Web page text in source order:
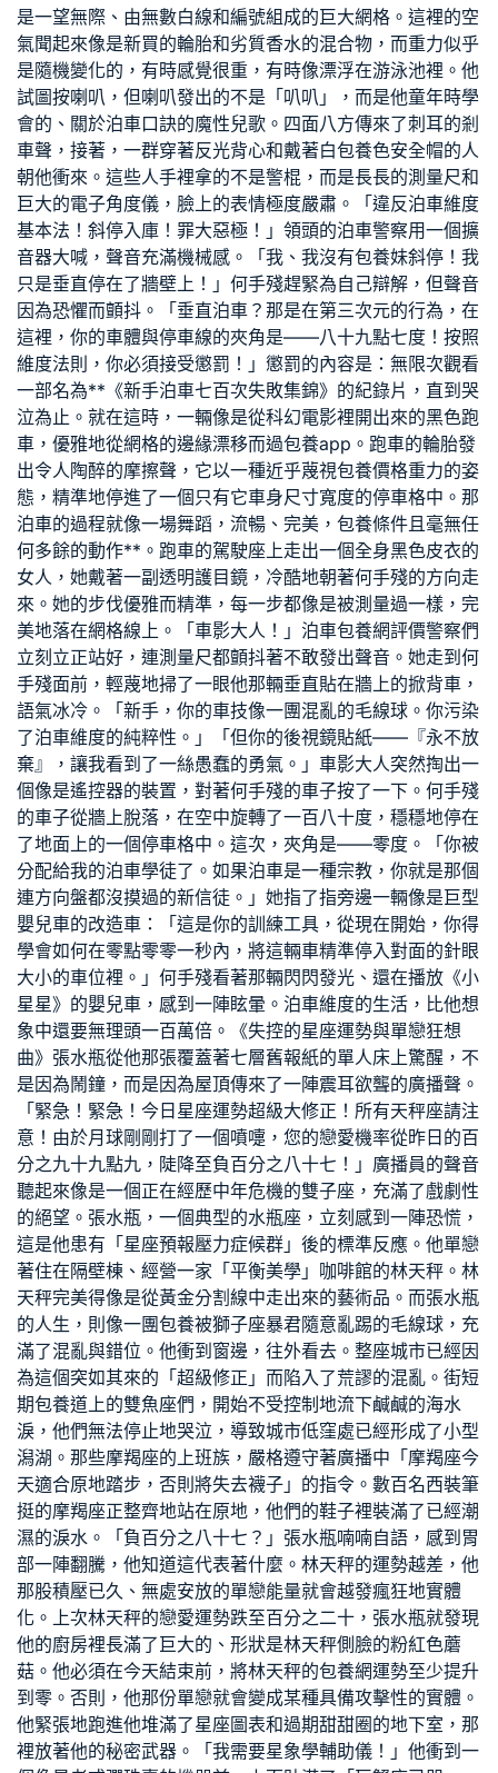
是一望無際、由無數白線和編號組成的巨大網格。這裡的空
氣聞起來像是新買的輪胎和劣質香水的混合物，而重力似乎
是隨機變化的，有時感覺很重，有時像漂浮在游泳池裡。他
試圖按喇叭，但喇叭發出的不是「叭叭」，而是他童年時學
會的、關於泊車口訣的魔性兒歌。四面八方傳來了刺耳的剎
車聲，接著，一群穿著反光背心和戴著白包養色安全帽的人
朝他衝來。這些人手裡拿的不是警棍，而是長長的測量尺和
巨大的電子角度儀，臉上的表情極度嚴肅。「違反泊車維度
基本法！斜停入庫！罪大惡極！」領頭的泊車警察用一個擴
音器大喊，聲音充滿機械感。「我、我沒有包養妹斜停！我
只是垂直停在了牆壁上！」何手殘趕緊為自己辯解，但聲音
因為恐懼而顫抖。「垂直泊車？那是在第三次元的行為，在
這裡，你的車體與停車線的夾角是——八十九點七度！按照
維度法則，你必須接受懲罰！」懲罰的內容是：無限次觀看
一部名為**《新手泊車七百次失敗集錦》的紀錄片，直到哭
泣為止。就在這時，一輛像是從科幻電影裡開出來的黑色跑
車，優雅地從網格的邊緣漂移而過包養app 。跑車的輪胎發
出令人陶醉的摩擦聲，它以一種近乎蔑視包養價格重力的姿
態，精準地停進了一個只有它車身尺寸寬度的停車格中。那
泊車的過程就像一場舞蹈，流暢、完美， 包養條件且毫無任
何多餘的動作**。跑車的駕駛座上走出一個全身黑色皮衣的
女人，她戴著一副透明護目鏡，冷酷地朝著何手殘的方向走
來。她的步伐優雅而精準，每一步都像是被測量過一樣，完
美地落在網格線上。「車影大人！」泊車包養網評價警察們
立刻立正站好，連測量尺都顫抖著不敢發出聲音。她走到何
手殘面前，輕蔑地掃了一眼他那輛垂直貼在牆上的掀背車，
語氣冰冷。「新手，你的車技像一團混亂的毛線球。你污染
了泊車維度的純粹性。」「但你的後視鏡貼紙——『永不放
棄』，讓我看到了一絲愚蠢的勇氣。」車影大人突然掏出一
個像是遙控器的裝置，對著何手殘的車子按了一下。何手殘
的車子從牆上脫落，在空中旋轉了一百八十度，穩穩地停在
了地面上的一個停車格中。這次，夾角是——零度。「你被
分配給我的泊車學徒了。如果泊車是一種宗教，你就是那個
連方向盤都沒摸過的新信徒。」她指了指旁邊一輛像是巨型
嬰兒車的改造車：「這是你的訓練工具，從現在開始，你得
學會如何在零點零零一秒內，將這輛車精準停入對面的針眼
大小的車位裡。」何手殘看著那輛閃閃發光、還在播放《小
星星》的嬰兒車，感到一陣眩暈。泊車維度的生活，比他想
象中還要無理頭一百萬倍。《失控的星座運勢與單戀狂想
曲》張水瓶從他那張覆蓋著七層舊報紙的單人床上驚醒，不
是因為鬧鐘，而是因為屋頂傳來了一陣震耳欲聾的廣播聲。
「緊急！緊急！今日星座運勢超級大修正！所有天秤座請注
意！由於月球剛剛打了一個噴嚏，您的戀愛機率從昨日的百
分之九十九點九，陡降至負百分之八十七！」廣播員的聲音
聽起來像是一個正在經歷中年危機的雙子座，充滿了戲劇性
的絕望。張水瓶，一個典型的水瓶座，立刻感到一陣恐慌，
這是他患有「星座預報壓力症候群」後的標準反應。他單戀
著住在隔壁棟、經營一家「平衡美學」咖啡館的林天秤。林
天秤完美得像是從黃金分割線中走出來的藝術品。而張水瓶
的人生，則像一團包養被獅子座暴君隨意亂踢的毛線球，充
滿了混亂與錯位。他衝到窗邊，往外看去。整座城市已經因
為這個突如其來的「超級修正」而陷入了荒謬的混亂。街短
期包養道上的雙魚座們，開始不受控制地流下鹹鹹的海水
淚，他們無法停止地哭泣，導致城市低窪處已經形成了小型
潟湖。那些摩羯座的上班族，嚴格遵守著廣播中「摩羯座今
天適合原地踏步，否則將失去襪子」的指令。數百名西裝筆
挺的摩羯座正整齊地站在原地，他們的鞋子裡裝滿了已經潮
濕的淚水。「負百分之八十七？」張水瓶喃喃自語，感到胃
部一陣翻騰，他知道這代表著什麼。林天秤的運勢越差，他
那股積壓已久、無處安放的單戀能量就會越發瘋狂地實體
化。上次林天秤的戀愛運勢跌至百分之二十，張水瓶就發現
他的廚房裡長滿了巨大的、形狀是林天秤側臉的粉紅色蘑
菇。他必須在今天結束前，將林天秤的包養網運勢至少提升
到零。否則，他那份單戀就會變成某種具備攻擊性的實體。
他緊張地跑進他堆滿了星座圖表和過期甜甜圈的地下室，那
裡放著他的秘密武器。「我需要星象學輔助儀！」他衝到一